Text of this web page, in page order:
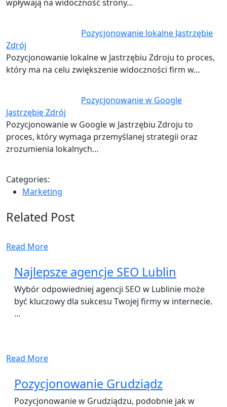
wpływają na widoczność strony…
Pozycjonowanie lokalne Jastrzębie
Zdrój
Pozycjonowanie lokalne w Jastrzębiu Zdroju to proces,
który ma na celu zwiększenie widoczności firm w…
Pozycjonowanie w Google
Jastrzębie Zdrój
Pozycjonowanie w Google w Jastrzębiu Zdroju to
proces, który wymaga przemyślanej strategii oraz
zrozumienia lokalnych…
Categories:
Marketing
Related Post
Read More
Najlepsze agencje SEO Lublin
Wybór odpowiedniej agencji SEO w Lublinie może
być kluczowy dla sukcesu Twojej firmy w internecie.
…
Read More
Pozycjonowanie Grudziądz
Pozycjonowanie w Grudziądzu, podobnie jak w